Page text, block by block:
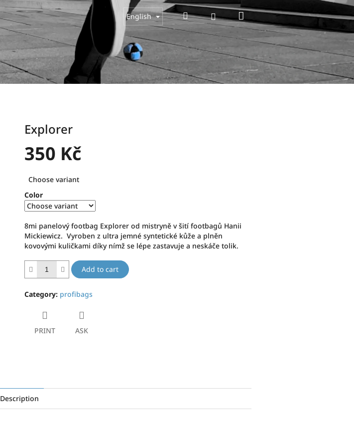
English SearchLogin Shopping
cart
Explorer
350 Kč
price:
Choose variant
Color
8mi panelový footbag Explorer od mistryně v šití footbagů Hanii
Mickiewicz. Vyroben z ultra jemné syntetické kůže a plněn
kovovými kuličkami díky nímž se lépe zastavuje a neskáče tolik.
Add to cart
Category: profibags
PRINT ASK
Description